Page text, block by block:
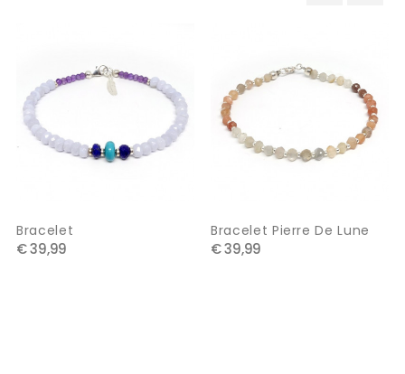
Bracelet
€ 39,99
Bracelet Pierre De Lune
€ 39,99